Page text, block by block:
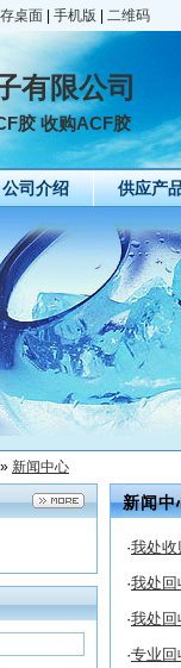
桌面 手机版 二维码
有限公司
胶 收购ACF胶
公司介绍 供应产
» 新闻中心
新闻中
·我处收
·我处回
·我处回
·专业回